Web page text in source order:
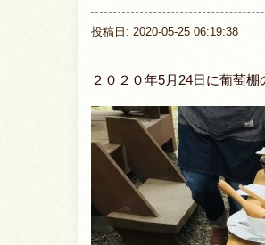
投稿日: 2020-05-25 06:19:38
２０２０年5月24日に葡萄